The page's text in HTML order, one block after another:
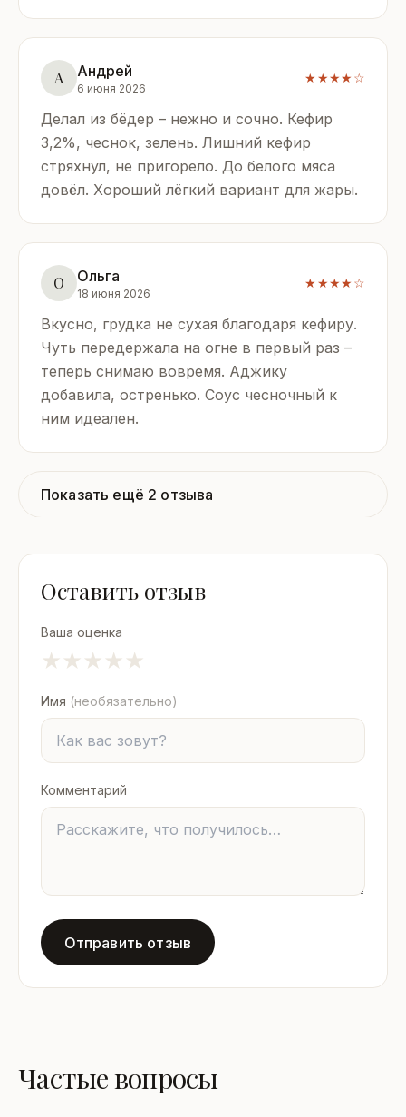
А Андрей
6 июня 2026
★★★★☆
Делал из бёдер – нежно и сочно. Кефир
3,2%, чеснок, зелень. Лишний кефир
стряхнул, не пригорело. До белого мяса
довёл. Хороший лёгкий вариант для жары.
О Ольга
18 июня 2026
★★★★☆
Вкусно, грудка не сухая благодаря кефиру.
Чуть передержала на огне в первый раз –
теперь снимаю вовремя. Аджику
добавила, остренько. Соус чесночный к
ним идеален.
Показать ещё 2 отзыва
Оставить отзыв
Ваша оценка
★
★
★
★
★
Имя (необязательно)
Комментарий
Отправить отзыв
Частые вопросы